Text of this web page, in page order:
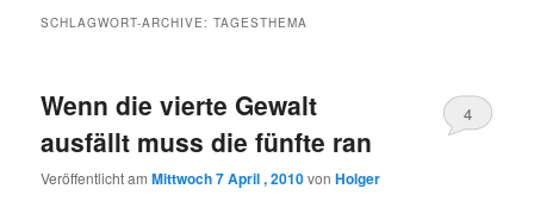
SCHLAGWORT-ARCHIVE:TAGESTHEMA
Wenn die vierte Gewalt
ausfällt muss die fünfte ran
Veröffentlicht amMittwoch 7 April , 2010vonHolger
4